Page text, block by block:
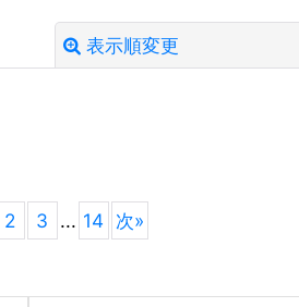
表示順変更
2 3 ... 14 次»